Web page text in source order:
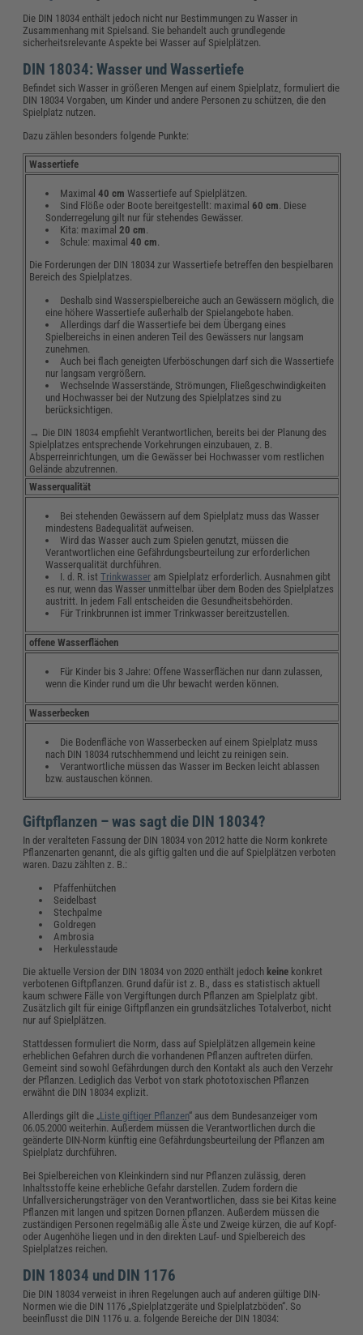
Die DIN 18034 enthält jedoch nicht nur Bestimmungen zu Wasser in
Zusammenhang mit Spielsand. Sie behandelt auch grundlegende
sicherheitsrelevante Aspekte bei Wasser auf Spielplätzen.
DIN 18034: Wasser und Wassertiefe
Befindet sich Wasser in größeren Mengen auf einem Spielplatz, formuliert die
DIN 18034 Vorgaben, um Kinder und andere Personen zu schützen, die den
Spielplatz nutzen.
Dazu zählen besonders folgende Punkte:
Wassertiefe
Maximal 40 cm Wassertiefe auf Spielplätzen.
Sind Flöße oder Boote bereitgestellt: maximal 60 cm. Diese
Sonderregelung gilt nur für stehendes Gewässer.
Kita: maximal 20 cm.
Schule: maximal 40 cm.
Die Forderungen der DIN 18034 zur Wassertiefe betreffen den bespielbaren
Bereich des Spielplatzes.
Deshalb sind Wasserspielbereiche auch an Gewässern möglich, die
eine höhere Wassertiefe außerhalb der Spielangebote haben.
Allerdings darf die Wassertiefe bei dem Übergang eines
Spielbereichs in einen anderen Teil des Gewässers nur langsam
zunehmen.
Auch bei flach geneigten Uferböschungen darf sich die Wassertiefe
nur langsam vergrößern.
Wechselnde Wasserstände, Strömungen, Fließgeschwindigkeiten
und Hochwasser bei der Nutzung des Spielplatzes sind zu
berücksichtigen.
→ Die DIN 18034 empfiehlt Verantwortlichen, bereits bei der Planung des
Spielplatzes entsprechende Vorkehrungen einzubauen, z. B.
Absperreinrichtungen, um die Gewässer bei Hochwasser vom restlichen
Gelände abzutrennen.
Wasserqualität
Bei stehenden Gewässern auf dem Spielplatz muss das Wasser
mindestens Badequalität aufweisen.
Wird das Wasser auch zum Spielen genutzt, müssen die
Verantwortlichen eine Gefährdungsbeurteilung zur erforderlichen
Wasserqualität durchführen.
I. d. R. ist Trinkwasser am Spielplatz erforderlich. Ausnahmen gibt
es nur, wenn das Wasser unmittelbar über dem Boden des Spielplatzes
austritt. In jedem Fall entscheiden die Gesundheitsbehörden.
Für Trinkbrunnen ist immer Trinkwasser bereitzustellen.
offene Wasserflächen
Für Kinder bis 3 Jahre: Offene Wasserflächen nur dann zulassen,
wenn die Kinder rund um die Uhr bewacht werden können.
Wasserbecken
Die Bodenfläche von Wasserbecken auf einem Spielplatz muss
nach DIN 18034 rutschhemmend und leicht zu reinigen sein.
Verantwortliche müssen das Wasser im Becken leicht ablassen
bzw. austauschen können.
Giftpflanzen – was sagt die DIN 18034?
In der veralteten Fassung der DIN 18034 von 2012 hatte die Norm konkrete
Pflanzenarten genannt, die als giftig galten und die auf Spielplätzen verboten
waren. Dazu zählten z. B.:
Pfaffenhütchen
Seidelbast
Stechpalme
Goldregen
Ambrosia
Herkulesstaude
Die aktuelle Version der DIN 18034 von 2020 enthält jedoch keine konkret
verbotenen Giftpflanzen. Grund dafür ist z. B., dass es statistisch aktuell
kaum schwere Fälle von Vergiftungen durch Pflanzen am Spielplatz gibt.
Zusätzlich gilt für einige Giftpflanzen ein grundsätzliches Totalverbot, nicht
nur auf Spielplätzen.
Stattdessen formuliert die Norm, dass auf Spielplätzen allgemein keine
erheblichen Gefahren durch die vorhandenen Pflanzen auftreten dürfen.
Gemeint sind sowohl Gefährdungen durch den Kontakt als auch den Verzehr
der Pflanzen. Lediglich das Verbot von stark phototoxischen Pflanzen
erwähnt die DIN 18034 explizit.
Allerdings gilt die „Liste giftiger Pflanzen“ aus dem Bundesanzeiger vom
06.05.2000 weiterhin. Außerdem müssen die Verantwortlichen durch die
geänderte DIN-Norm künftig eine Gefährdungsbeurteilung der Pflanzen am
Spielplatz durchführen.
Bei Spielbereichen von Kleinkindern sind nur Pflanzen zulässig, deren
Inhaltsstoffe keine erhebliche Gefahr darstellen. Zudem fordern die
Unfallversicherungsträger von den Verantwortlichen, dass sie bei Kitas keine
Pflanzen mit langen und spitzen Dornen pflanzen. Außerdem müssen die
zuständigen Personen regelmäßig alle Äste und Zweige kürzen, die auf Kopf-
oder Augenhöhe liegen und in den direkten Lauf- und Spielbereich des
Spielplatzes reichen.
DIN 18034 und DIN 1176
Die DIN 18034 verweist in ihren Regelungen auch auf anderen gültige DIN-
Normen wie die DIN 1176 „Spielplatzgeräte und Spielplatzböden“. So
beeinflusst die DIN 1176 u. a. folgende Bereiche der DIN 18034: